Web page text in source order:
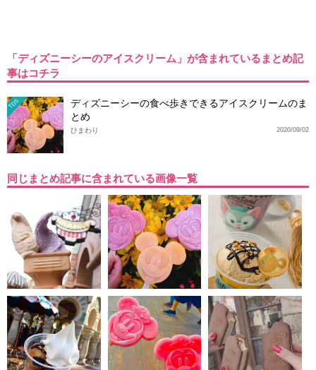
「ディズニーシーのアイスクリーム」が含まれているまとめ記
事はコチラ
TDS
ディズニーシーの食べ歩きできるアイスクリームのま
とめ
2020/09/02
ひまわり
同じまとめ記事に含まれている画像一覧